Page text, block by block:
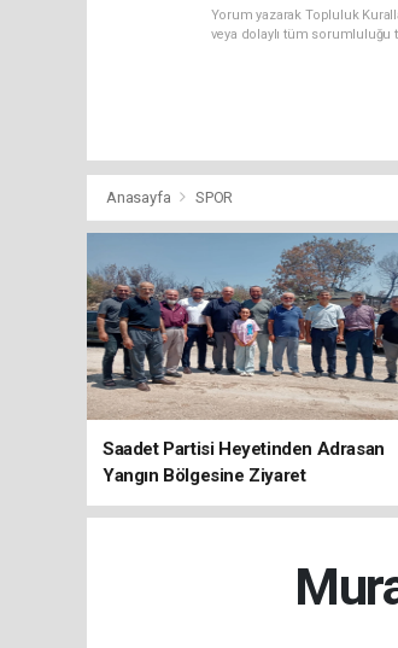
Yorum yazarak Topluluk
veya dolaylı tüm
Anasayfa SPOR
Saadet Partisi Heyetinden Adrasan
Yangın Bölgesine Ziyaret